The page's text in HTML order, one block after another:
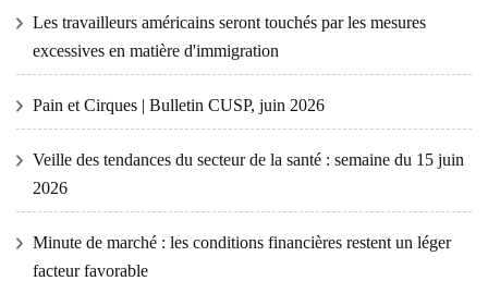
Les travailleurs américains seront touchés par les mesures
excessives en matière d'immigration
Pain et Cirques | Bulletin CUSP, juin 2026
Veille des tendances du secteur de la santé : semaine du 15 juin
2026
Minute de marché : les conditions financières restent un léger
facteur favorable